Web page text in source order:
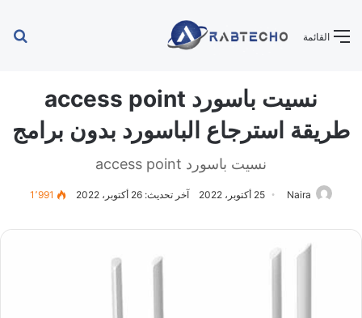
القائمة
نسيت باسورد access point
طريقة استرجاع الباسورد بدون برامج
نسيت باسورد access point
Naira 25 أكتوبر، 2022 آخر تحديث: 26 أكتوبر، 2022 1٬991